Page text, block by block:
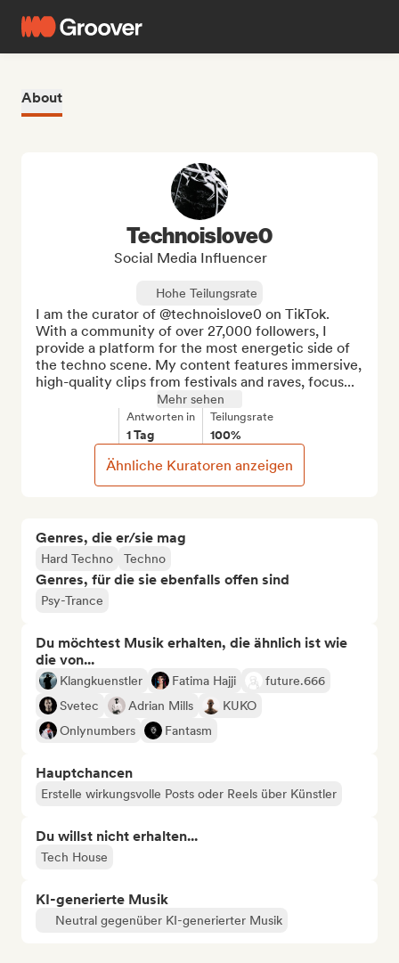
About
Genres, die er/sie mag
Hard Techno Techno
Genres, für die sie ebenfalls offen sind
Psy-Trance
Du möchtest Musik erhalten, die ähnlich ist wie
die von...
Klangkuenstler Fatima Hajji
future.666
Svetec
Adrian Mills
KUKO
Onlynumbers
Fantasm
Hauptchancen
Erstelle wirkungsvolle Posts oder Reels über Künstler
Du willst nicht erhalten...
Tech House
KI-generierte Musik
Neutral gegenüber KI-generierter Musik
Technoislove0
Social Media Influencer
Hohe Teilungsrate
I am the curator of @technoislove0 on TikTok.
With a community of over 27,000 followers, I
provide a platform for the most energetic side of
the techno scene. My content features immersive,
high-quality clips from festivals and raves, focus...
Mehr sehen
Antworten in
1 Tag
Teilungsrate
100%
Ähnliche Kuratoren anzeigen